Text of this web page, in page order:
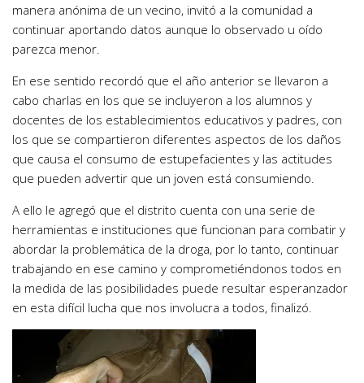
manera anónima de un vecino, invitó a la comunidad a
continuar aportando datos aunque lo observado u oído
parezca menor.
En ese sentido recordó que el año anterior se llevaron a
cabo charlas en los que se incluyeron a los alumnos y
docentes de los establecimientos educativos y padres, con
los que se compartieron diferentes aspectos de los daños
que causa el consumo de estupefacientes y las actitudes
que pueden advertir que un joven está consumiendo.
A ello le agregó que el distrito cuenta con una serie de
herramientas e instituciones que funcionan para combatir y
abordar la problemática de la droga, por lo tanto, continuar
trabajando en ese camino y comprometiéndonos todos en
la medida de las posibilidades puede resultar esperanzador
en esta difícil lucha que nos involucra a todos, finalizó.